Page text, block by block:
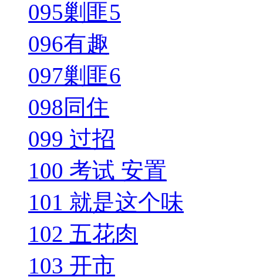
095剿匪5
096有趣
097剿匪6
098同住
099 过招
100 考试 安置
101 就是这个味
102 五花肉
103 开市